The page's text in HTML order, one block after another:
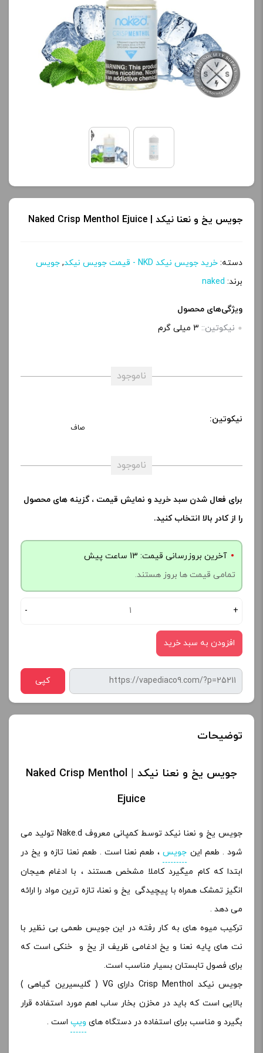
جویس یخ و نعنا نیکد | Naked Crisp Menthol Ejuice
دسته: خرید جویس نیکد NKD - قیمت جویس نیکد , جویس
برند: naked
ویژگی‌های محصول
نیکوتین:: 3 میلی گرم
ناموجود
نیکوتین:
صاف
ناموجود
برای فعال شدن سبد خرید و نمایش قیمت ، گزینه های محصول
را از کادر بالا انتخاب کنید.
آخرین بروزرسانی قیمت: 13 ساعت پیش
تمامی قیمت ها بروز هستند.
- +
افزودن به سبد خرید
کپی
توضیحات
جویس یخ و نعنا نیکد | Naked Crisp Menthol
Ejuice
جویس یخ و نعنا نیکد توسط کمپانی معروف Nake.d تولید می
شود . طعم این جویس، طعم نعنا است . طعم نعنا تازه و یخ در
ابتدا که کام میگیرد کاملا مشخص هستند ، با ادغام هیجان
انگیز تمشک همراه با پیچیدگی یخ و نعنا، تازه ترین مواد را ارائه
می دهد .
ترکیب میوه های به کار رفته در این جویس طعمی بی نظیر با
نت های پایه نعنا و یخ ادغامی ظریف از یخ و خنکی است که
برای فصول تابستان بسیار مناسب است.
جویس نیکد Crisp Menthol دارای VG ( گلیسیرین گیاهی )
بالایی است که باید در مخزن بخار ساب اهم مورد استفاده قرار
بگیرد و مناسب برای استفاده در دستگاه های ویپ است .